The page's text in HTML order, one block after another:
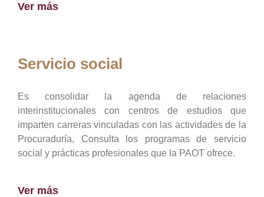
Ver más
Servicio social
Es consolidar la agenda de relaciones
interinstitucionales con centros de estudios que
imparten carreras vinculadas con las actividades de la
Procuraduría, Consulta los programas de servicio
social y prácticas profesionales que la PAOT ofrece.
Ver más